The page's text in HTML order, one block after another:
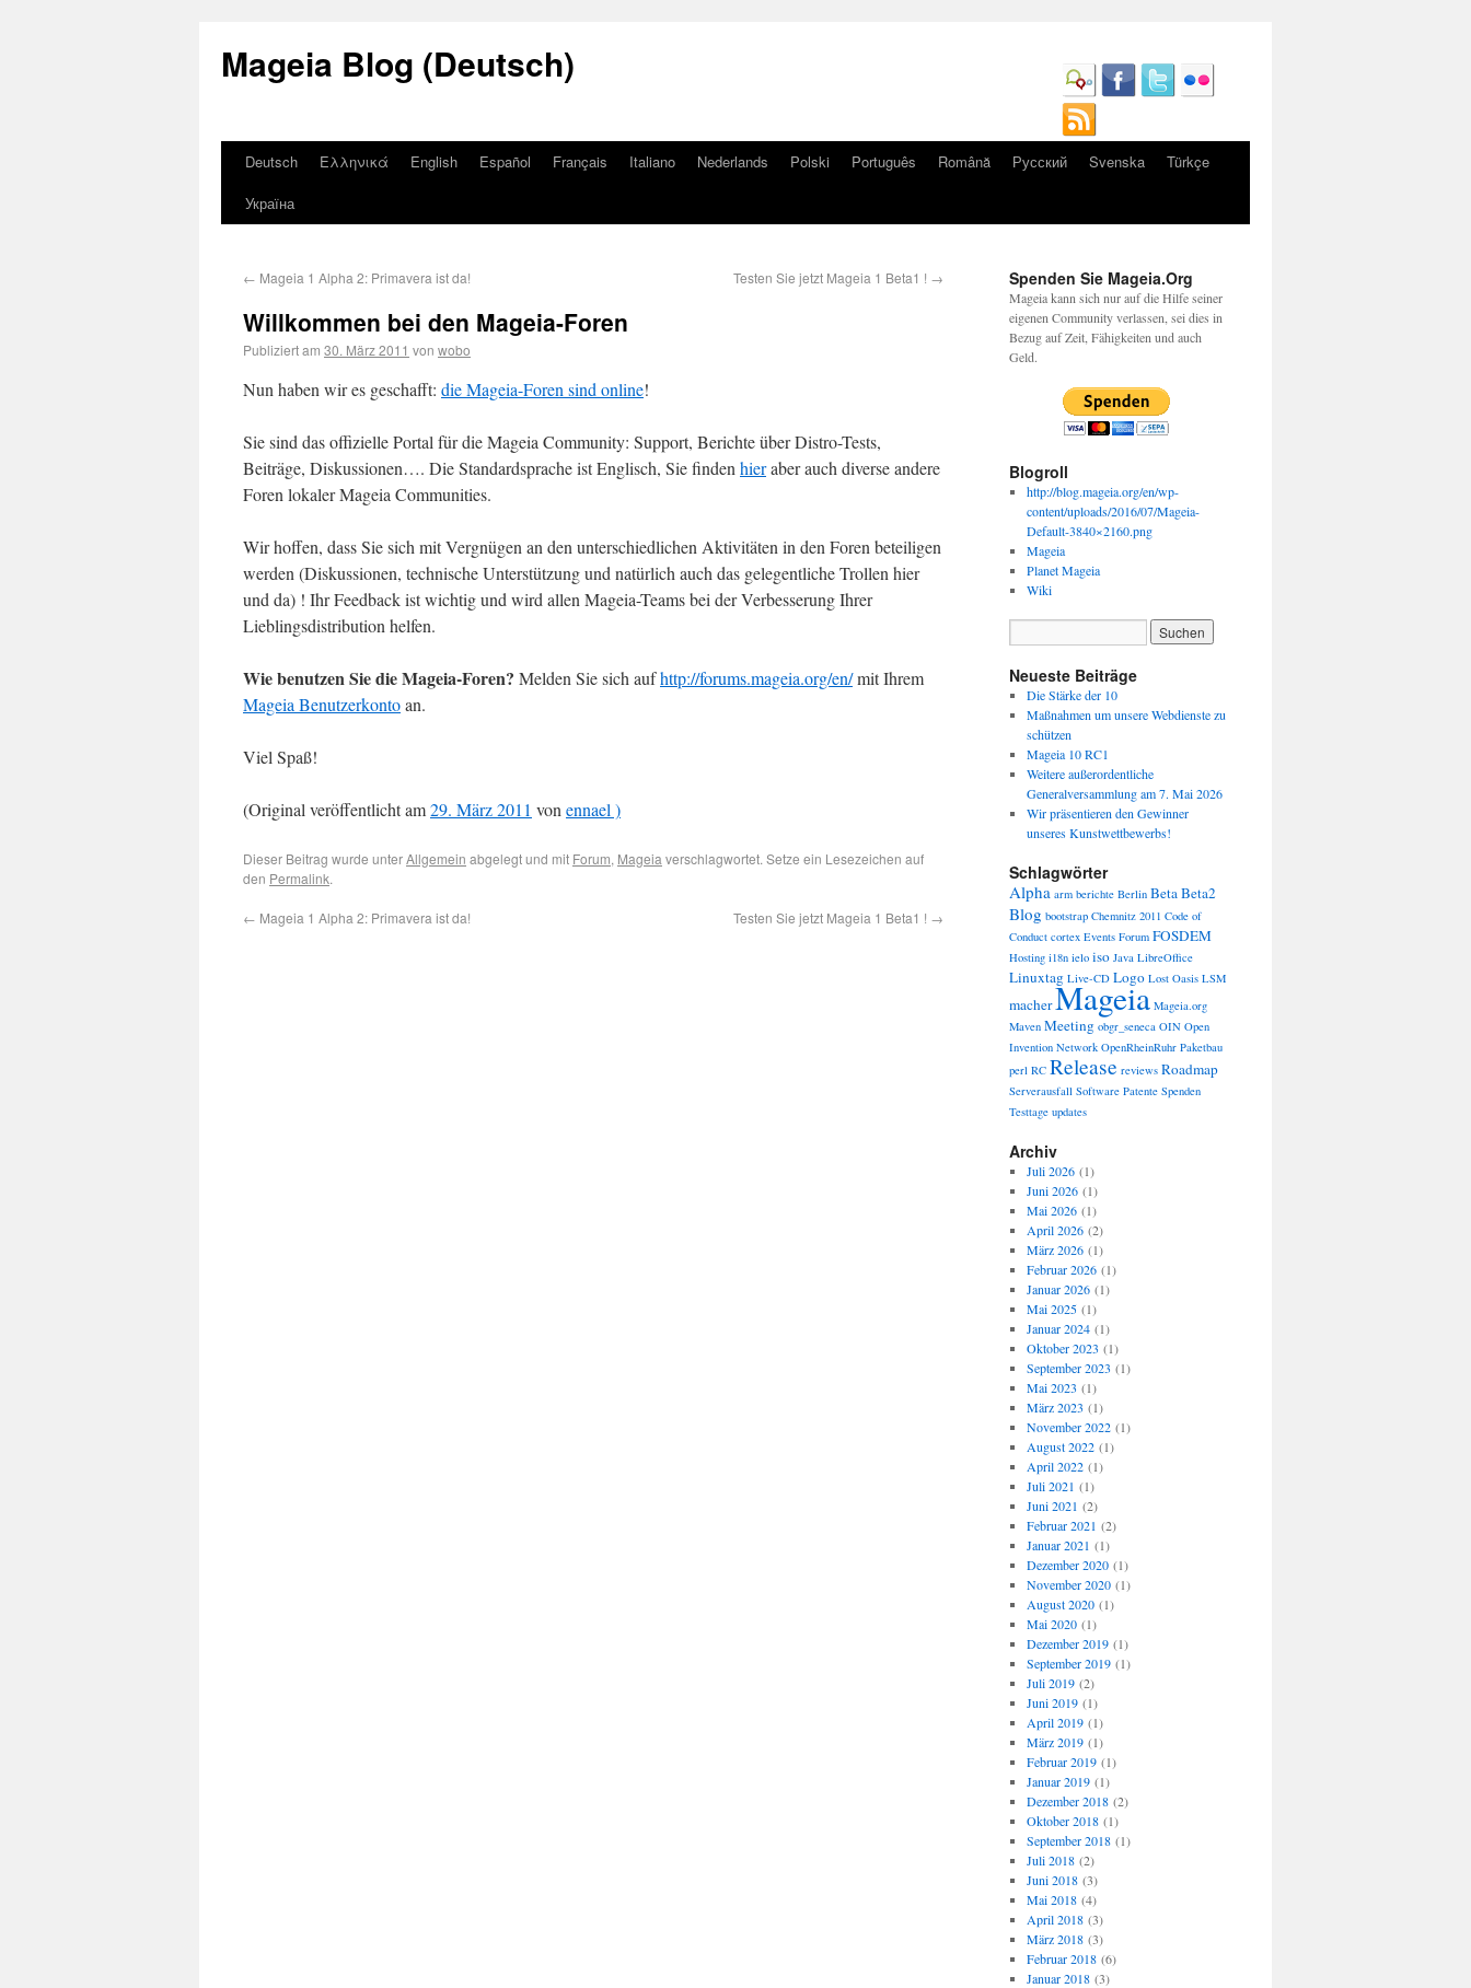
Mageia Blog (Deutsch)
Deutsch Ελληνικά English Español Français Italiano Nederlands Polski Português Română Русский Svenska
Türkçe
Україна
← Mageia 1 Alpha 2: Primavera ist da! Testen Sie jetzt Mageia 1 Beta1 ! →
Willkommen bei den Mageia-Foren
Publiziert am 30. März 2011 von wobo
Nun haben wir es geschafft: die Mageia-Foren sind online!
Sie sind das offizielle Portal für die Mageia Community: Support, Berichte über Distro-Tests,
Beiträge, Diskussionen…. Die Standardsprache ist Englisch, Sie finden hieraber auch diverse andere
Foren lokaler Mageia Communities.
Wir hoffen, dass Sie sich mit Vergnügen an den unterschiedlichen Aktivitäten in den Foren beteiligen
werden (Diskussionen, technische Unterstützung und natürlich auch das gelegentliche Trollen hier
und da) ! Ihr Feedback ist wichtig und wird allen Mageia-Teams bei der Verbesserung Ihrer
Lieblingsdistribution helfen.
Wie benutzen Sie die Mageia-Foren? Melden Sie sich aufhttp://forums.mageia.org/en/mit Ihrem
Mageia Benutzerkontoan.
Viel Spaß!
(Original veröffentlicht am29. März 2011 von ennael )
Dieser Beitrag wurde unterAllgemein abgelegt und mit Forum, Mageia verschlagwortet. Setze ein Lesezeichen auf
den Permalink.
← Mageia 1 Alpha 2: Primavera ist da! Testen Sie jetzt Mageia 1 Beta1 ! →
Spenden Sie Mageia.Org
Mageia kann sich nur auf die Hilfe seiner
eigenen Community verlassen, sei dies in
Bezug auf Zeit, Fähigkeiten und auch
Geld.
Blogroll
http://blog.mageia.org/en/wp-
content/uploads/2016/07/Mageia-
Default-3840×2160.png
Mageia
Planet Mageia
Wiki
Neueste Beiträge
Die Stärke der 10
Maßnahmen um unsere Webdienste zu
schützen
Mageia 10 RC1
Weitere außerordentliche
Generalversammlung am 7. Mai 2026
Wir präsentieren den Gewinner
unseres Kunstwettbewerbs!
Schlagwörter
Alpha arm berichte Berlin BetaBeta2
Blog bootstrap Chemnitz 2011 Code of
Conduct cortex Events Forum FOSDEM
Hosting i18n ielo iso Java LibreOffice
Linuxtag Live-CD Logo Lost Oasis LSM
macherMageia Mageia.org
Maven Meeting obgr_seneca OIN Open
Invention Network OpenRheinRuhr Paketbau
perl RC Release reviews Roadmap
Serverausfall Software Patente Spenden
Testtage updates
Archiv
Juli 2026(1)
Juni 2026(1)
Mai 2026(1)
April 2026(2)
März 2026(1)
Februar 2026(1)
Januar 2026(1)
Mai 2025(1)
Januar 2024(1)
Oktober 2023 (1)
September 2023 (1)
Mai 2023 (1)
März 2023 (1)
November 2022(1)
August 2022(1)
April 2022(1)
Juli 2021 (1)
Juni 2021 (2)
Februar 2021 (2)
Januar 2021 (1)
Dezember 2020(1)
November 2020(1)
August 2020(1)
Mai 2020(1)
Dezember 2019(1)
September 2019(1)
Juli 2019(2)
Juni 2019(1)
April 2019(1)
März 2019(1)
Februar 2019(1)
Januar 2019(1)
Dezember 2018(2)
Oktober 2018(1)
September 2018(1)
Juli 2018(2)
Juni 2018(3)
Mai 2018(4)
April 2018(3)
März 2018(3)
Februar 2018(6)
Januar 2018(3)